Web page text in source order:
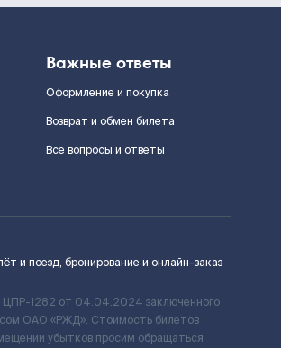
Важные ответы
Оформление и покупка
Возврат и обмен билета
Все вопросы и ответы
и поезд, бронирование и онлайн-заказ
ЦПР-1282 от 04.04.2024 заключенного
ОАО «РЖД». Стоимость билетов
убытков просим обращаться